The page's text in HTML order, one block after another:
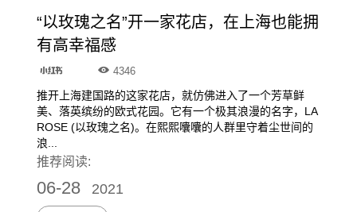
“以玫瑰之名”开一家花店，在上海也能拥
有高幸福感
4346
推开上海建国路的这家花店，就仿佛进入了一个芳草鲜
美、落英缤纷的欧式花园。它有一个极其浪漫的名字，LA
ROSE (以玫瑰之名)。在熙熙囔囔的人群里守着尘世间的
浪...
推荐阅读:
06-28 2021